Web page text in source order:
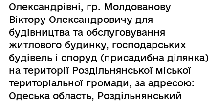
Олександрівні, гр. Молдованову
Віктору Олександровичу для
будівництва та обслуговування
житлового будинку, господарських
будівель і споруд (присадибна ділянка)
на території Роздільнянської міської
територіальної громади, за адресою:
Одеська область, Роздільнянський